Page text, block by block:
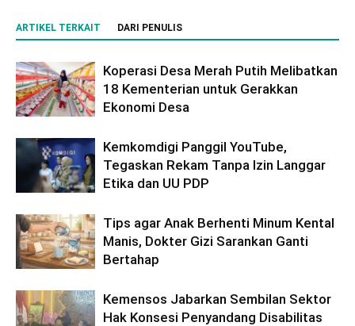
ARTIKEL TERKAIT DARI PENULIS
Koperasi Desa Merah Putih Melibatkan
18 Kementerian untuk Gerakkan
Ekonomi Desa
Kemkomdigi Panggil YouTube,
Tegaskan Rekam Tanpa Izin Langgar
Etika dan UU PDP
Tips agar Anak Berhenti Minum Kental
Manis, Dokter Gizi Sarankan Ganti
Bertahap
Kemensos Jabarkan Sembilan Sektor
Hak Konsesi Penyandang Disabilitas